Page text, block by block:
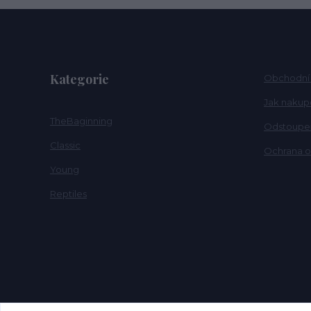
Kategorie
TheBaginning
Classic
Young
Reptiles
Jak
Ochrana